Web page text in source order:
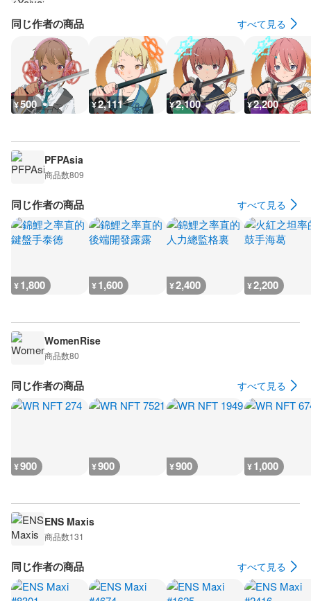
同じ作者の商品 すべて見る
¥500 ¥2,111 ¥2,100 ¥2,200
PFPAsia
商品数809
同じ作者の商品 すべて見る
¥1,800 ¥1,600 ¥2,400 ¥2,200
WomenRise
商品数80
同じ作者の商品 すべて見る
¥900 ¥900 ¥900 ¥1,000
ENS Maxis
商品数131
同じ作者の商品 すべて見る